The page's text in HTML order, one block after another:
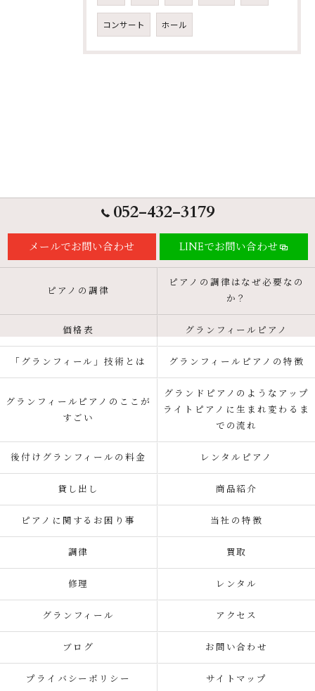
コンサート ホール
052-432-3179
メールでお問い合わせ LINEでお問い合わせ
ピアノの調律
ピアノの調律はなぜ必要なの
か？
価格表 グランフィールピアノ
「グランフィール」技術とは グランフィールピアノの特徴
グランフィールピアノのここが
すごい
グランドピアノのようなアップ
ライトピアノに生まれ変わるま
での流れ
後付けグランフィールの料金 レンタルピアノ
貸し出し 商品紹介
ピアノに関するお困り事 当社の特徴
調律 買取
修理 レンタル
グランフィール アクセス
ブログ お問い合わせ
プライバシーポリシー サイトマップ